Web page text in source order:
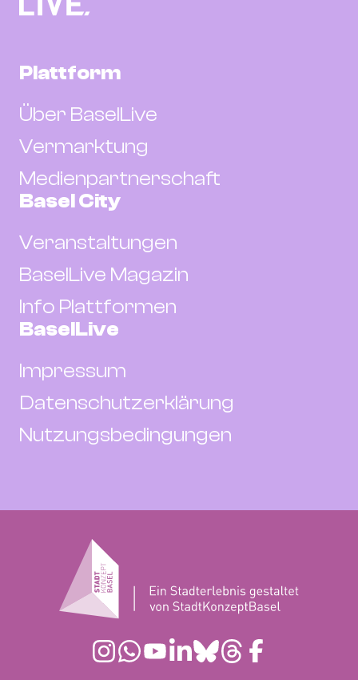
Plattform
Über BaselLive
Vermarktung
Medienpartnerschaft
Basel City
Veranstaltungen
BaselLive Magazin
Info Plattformen
BaselLive
Impressum
Datenschutzerklärung
Nutzungsbedingungen